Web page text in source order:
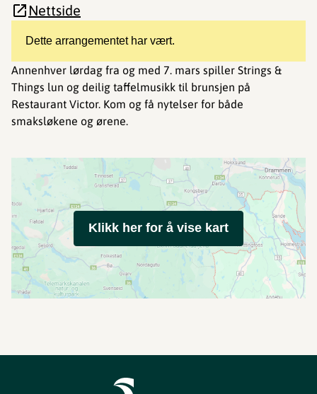
Dette arrangementet har vært.
Annenhver lørdag fra og med 7. mars spiller Strings &
Things lun og deilig taffelmusikk til brunsjen på
Restaurant Victor. Kom og få nytelser for både
smaksløkene og ørene.
Nettside
Klikk her for å vise kart